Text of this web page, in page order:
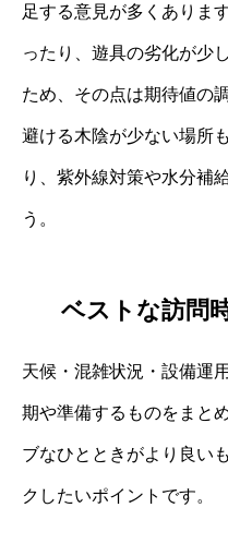
足する意見が多くありま
ったり、遊具の劣化が少
ため、その点は期待値の
避ける木陰が少ない場所
り、紫外線対策や水分補
う。
ベストな訪問
天候・混雑状況・設備運
期や準備するものをまと
ブなひとときがより良い
クしたいポイントです。